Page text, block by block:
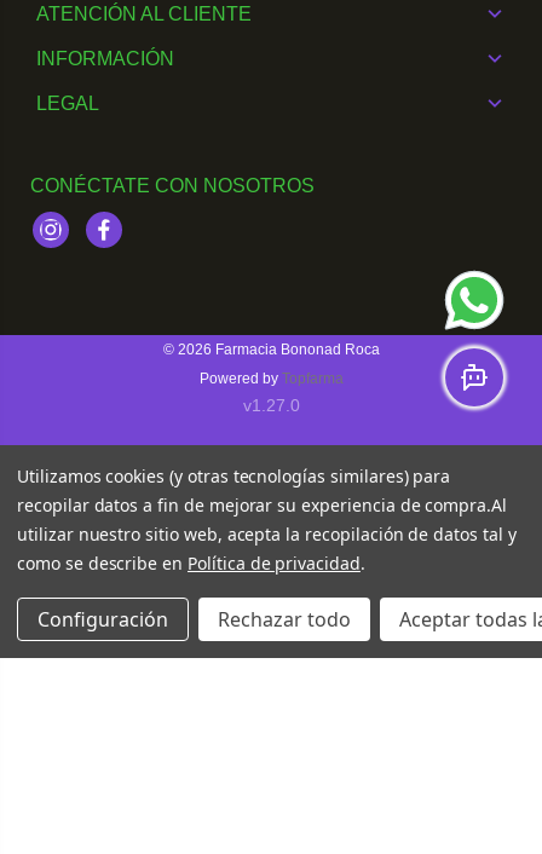
ATENCIÓN AL CLIENTE
INFORMACIÓN
LEGAL
CONÉCTATE CON NOSOTROS
InstagramFacebook
© 2026 Farmacia Bononad Roca
Powered by Topfarma
v1.27.0
Utilizamos cookies (y otras tecnologías similares) para
recopilar datos a fin de mejorar su experiencia de compra.Al
utilizar nuestro sitio web, acepta la recopilación de datos tal y
como se describe en Política de privacidad.
Configuración Rechazar todo Aceptar todas